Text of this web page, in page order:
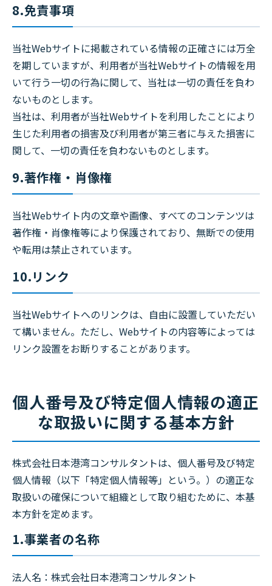
8.免責事項
当社Webサイトに掲載されている情報の正確さには万全
を期していますが、利用者が当社Webサイトの情報を用
いて行う一切の行為に関して、当社は一切の責任を負わ
ないものとします。
当社は、利用者が当社Webサイトを利用したことにより
生じた利用者の損害及び利用者が第三者に与えた損害に
関して、一切の責任を負わないものとします。
9.著作権・肖像権
当社Webサイト内の文章や画像、すべてのコンテンツは
著作権・肖像権等により保護されており、無断での使用
や転用は禁止されています。
10.リンク
当社Webサイトへのリンクは、自由に設置していただい
て構いません。ただし、Webサイトの内容等によっては
リンク設置をお断りすることがあります。
個人番号及び特定個人情報の適正
な取扱いに関する基本方針
株式会社日本港湾コンサルタントは、個人番号及び特定
個人情報（以下「特定個人情報等」という。）の適正な
取扱いの確保について組織として取り組むために、本基
本方針を定めます。
1.事業者の名称
法人名：株式会社日本港湾コンサルタント